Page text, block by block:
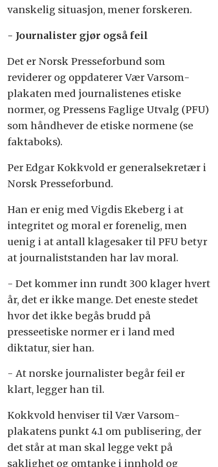
vanskelig situasjon, mener forskeren.
- Journalister gjør også feil
Det er Norsk Presseforbund som
reviderer og oppdaterer Vær Varsom-
plakaten med journalistenes etiske
normer, og Pressens Faglige Utvalg (PFU)
som håndhever de etiske normene (se
faktaboks).
Per Edgar Kokkvold er generalsekretær i
Norsk Presseforbund.
Han er enig med Vigdis Ekeberg i at
integritet og moral er forenelig, men
uenig i at antall klagesaker til PFU betyr
at journaliststanden har lav moral.
- Det kommer inn rundt 300 klager hvert
år, det er ikke mange. Det eneste stedet
hvor det ikke begås brudd på
presseetiske normer er i land med
diktatur, sier han.
- At norske journalister begår feil er
klart, legger han til.
Kokkvold henviser til Vær Varsom-
plakatens punkt 4.1 om publisering, der
det står at man skal legge vekt på
saklighet og omtanke i innhold og